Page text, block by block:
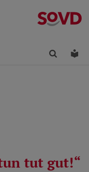
Finden
tut gut!“